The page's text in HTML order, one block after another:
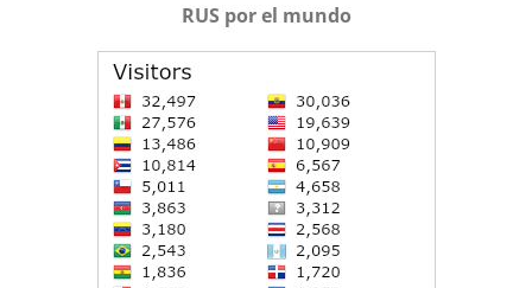
RUS por el mundo